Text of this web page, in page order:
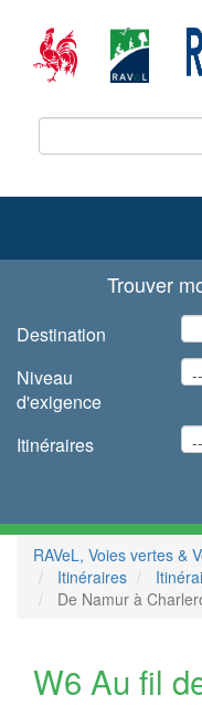
Trouver
Destination
Niveau
d'exigence
Itinéraires
RAVeL, Voies vertes &
Itinéraires
De Namur à
W6 Au fil